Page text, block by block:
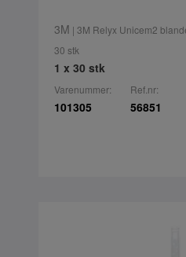
3M | 3M Relyx Unicem2
30 stk
1 x 30 stk
Varenummer:
101305
Ref.nr:
56851